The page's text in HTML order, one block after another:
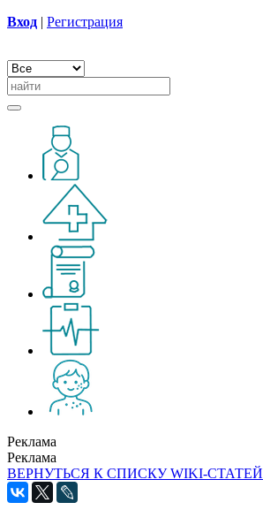
Вход | Регистрация
Реклама
Реклама
ВЕРНУТЬСЯ К СПИСКУ WIKI-СТАТЕЙ